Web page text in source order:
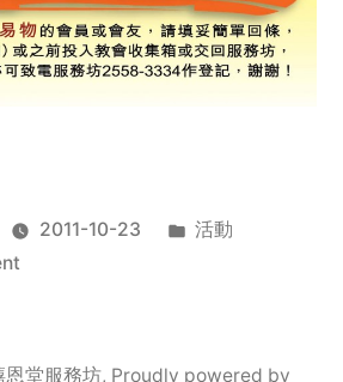
2011-10-23
Posted
活動
on
服
恩堂服務坊, Proudly powered by